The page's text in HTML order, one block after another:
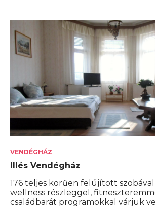
VENDÉGHÁZ
Illés Vendégház
176 teljes körűen felújított
wellness részleggel,
családbarát programokkal várjuk